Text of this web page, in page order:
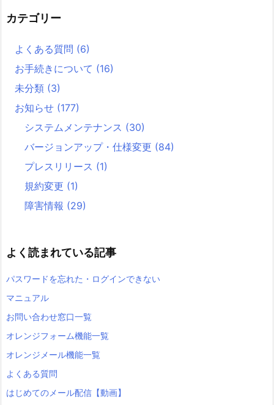
カテゴリー
よくある質問 (6)
お手続きについて (16)
未分類 (3)
お知らせ (177)
システムメンテナンス (30)
バージョンアップ・仕様変更 (84)
プレスリリース (1)
規約変更 (1)
障害情報 (29)
よく読まれている記事
パスワードを忘れた・ログインできない
マニュアル
お問い合わせ窓口一覧
オレンジフォーム機能一覧
オレンジメール機能一覧
よくある質問
はじめてのメール配信【動画】